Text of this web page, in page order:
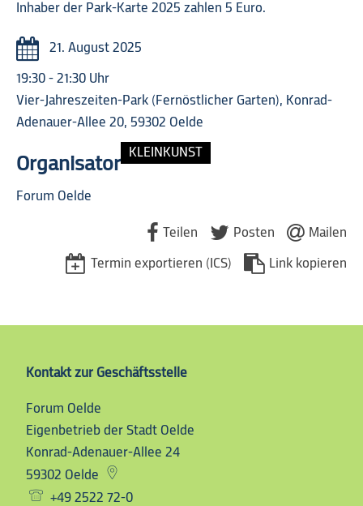
Inhaber der Park-Karte 2025 zahlen 5 Euro.
Datum:
21. August 2025
19:30 - 21:30 Uhr
Vier-Jahreszeiten-Park (Fernöstlicher Garten), Konrad-
Adenauer-Allee 20, 59302 Oelde
Organisator
Forum Oelde
KLEINKUNST
Teilen Posten Mailen
Termin exportieren (ICS) Link kopieren
Kontakt zur Geschäftsstelle
Forum Oelde
Eigenbetrieb der Stadt Oelde
Konrad-Adenauer-Allee 24
59302 Oelde
+49 2522 72-0